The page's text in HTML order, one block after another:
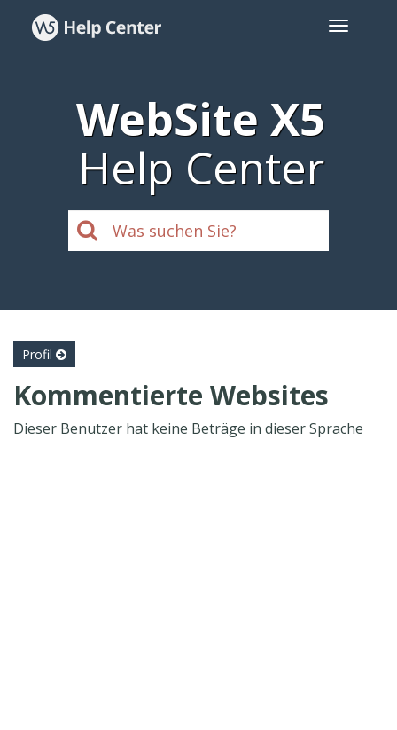
WebSite X5
Help Center
Profil
Kommentierte Websites
Dieser Benutzer hat keine Beträge in dieser Sprache